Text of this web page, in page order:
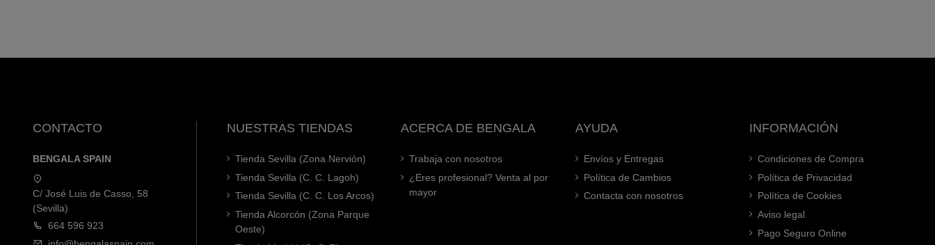
CONTACTO
BENGALA SPAIN
C/ José Luis de Casso, 58
(Sevilla)
664 596 923
NUESTRAS TIENDAS
Tienda Sevilla (Zona Nervión)
Tienda Sevilla (C. C. Lagoh)
Tienda Sevilla (C. C. Los Arcos)
Tienda Alcorcón (Zona Parque
Oeste)
ACERCA DE BENGALA
Trabaja con nosotros
¿Eres profesional? Venta al por
mayor
AYUDA
Envíos y Entregas
Política de Cambios
Contacta con nosotros
INFORMACIÓN
Condiciones de Compra
Política de Privacidad
Política de Cookies
Aviso legal
Pago Seguro Online